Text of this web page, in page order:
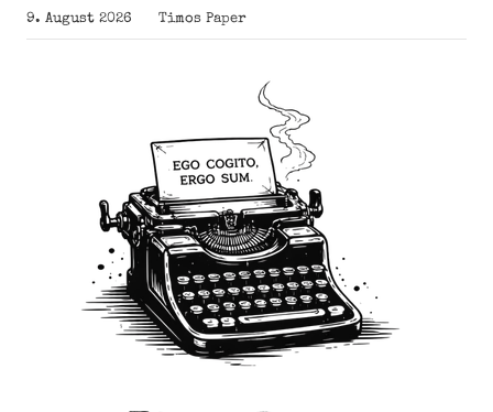
Zum
Inhalt
9. August 2026 Timos Paper